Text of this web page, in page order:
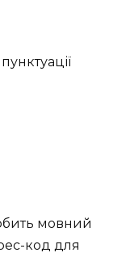
мовний
код для